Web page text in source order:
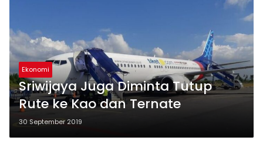
Ekonomi
Sriwijaya Juga Diminta Tutup
Rute ke Kao dan Ternate
30 September 2019